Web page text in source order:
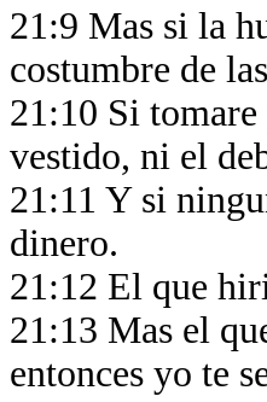
21:9 Mas si la
costumbre de
21:10 Si
vestido, ni el
21:11 Y si
dinero.
21:12 El que
21:13 Mas el
entonces yo te